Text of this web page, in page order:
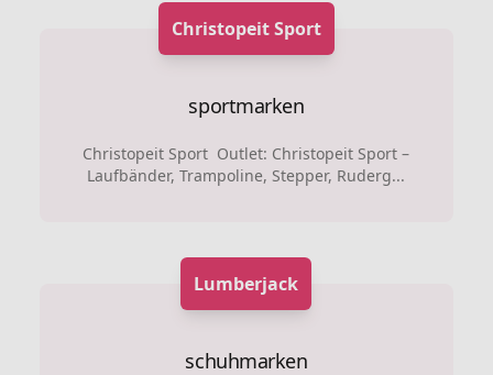
Christopeit Sport
sportmarken
Christopeit Sport Outlet: Christopeit Sport –
Laufbänder, Trampoline, Stepper, Ruderg...
Lumberjack
schuhmarken